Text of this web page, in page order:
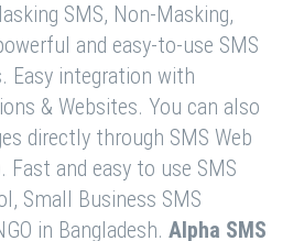
SMS, Non-Masking,
and easy-to-use SMS
Easy integration with
& Websites. You can also
directly through SMS Web
Fast and easy to use SMS
Small Business SMS
in Bangladesh. Alpha SMS